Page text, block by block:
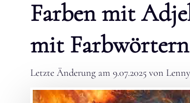
Farben mit
mit Farbwörtern
Letzte Änderung am 9.07.2025 von